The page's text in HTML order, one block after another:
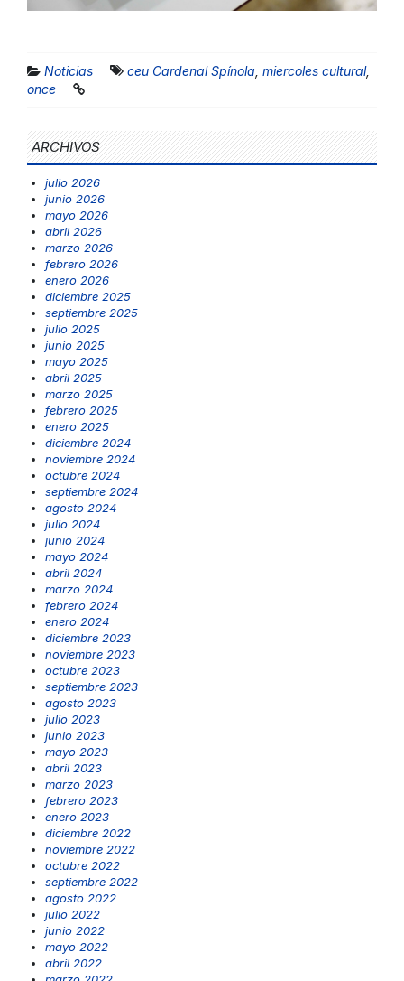
Noticias ceu Cardenal Spínola miercoles cultural,
once
ARCHIVOS
julio 2026
junio 2026
mayo 2026
abril 2026
marzo 2026
febrero 2026
enero 2026
diciembre 2025
septiembre 2025
julio 2025
junio 2025
mayo 2025
abril 2025
marzo 2025
febrero 2025
enero 2025
diciembre 2024
noviembre 2024
octubre 2024
septiembre 2024
agosto 2024
julio 2024
junio 2024
mayo 2024
abril 2024
marzo 2024
febrero 2024
enero 2024
diciembre 2023
noviembre 2023
octubre 2023
septiembre 2023
agosto 2023
julio 2023
junio 2023
mayo 2023
abril 2023
marzo 2023
febrero 2023
enero 2023
diciembre 2022
noviembre 2022
octubre 2022
septiembre 2022
agosto 2022
julio 2022
junio 2022
mayo 2022
abril 2022